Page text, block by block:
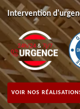
Intervention
VOIR NOS